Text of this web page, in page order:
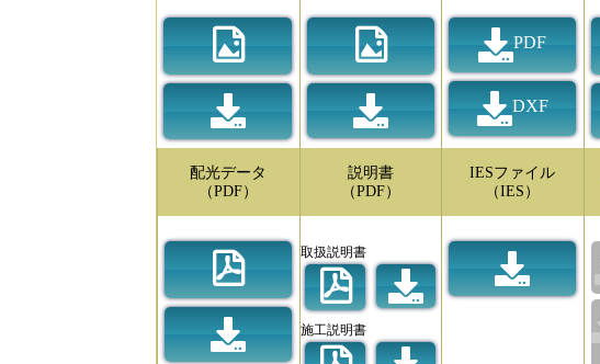
PDF
DXF
配光データ
（PDF）
説明書
（PDF）
取扱説明書
施工説明書
IESファイル
（IES）